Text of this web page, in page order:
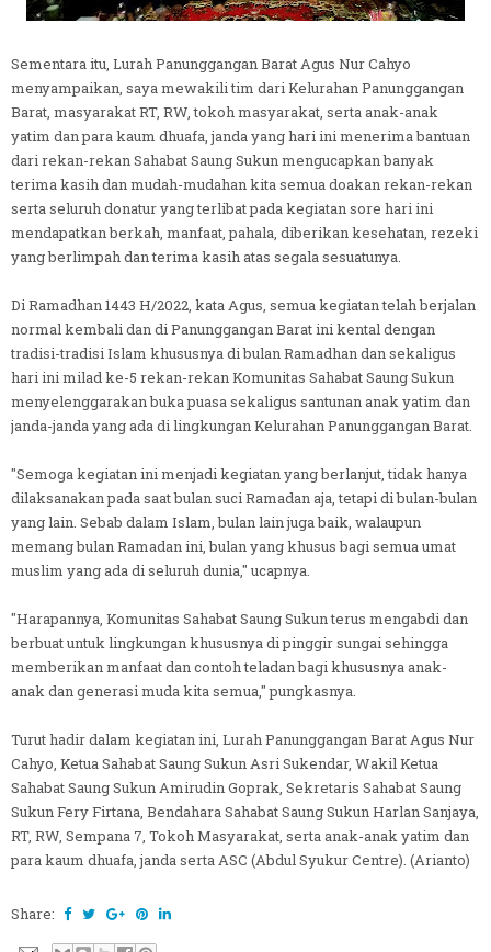
Sementara itu, Lurah Panunggangan Barat Agus Nur Cahyo
menyampaikan, saya mewakili tim dari Kelurahan Panunggangan
Barat, masyarakat RT, RW, tokoh masyarakat, serta anak-anak
yatim dan para kaum dhuafa, janda yang hari ini menerima bantuan
dari rekan-rekan Sahabat Saung Sukun mengucapkan banyak
terima kasih dan mudah-mudahan kita semua doakan rekan-rekan
serta seluruh donatur yang terlibat pada kegiatan sore hari ini
mendapatkan berkah, manfaat, pahala, diberikan kesehatan, rezeki
yang berlimpah dan terima kasih atas segala sesuatunya.
Di Ramadhan 1443 H/2022, kata Agus, semua kegiatan telah berjalan
normal kembali dan di Panunggangan Barat ini kental dengan
tradisi-tradisi Islam khususnya di bulan Ramadhan dan sekaligus
hari ini milad ke-5 rekan-rekan Komunitas Sahabat Saung Sukun
menyelenggarakan buka puasa sekaligus santunan anak yatim dan
janda-janda yang ada di lingkungan Kelurahan Panunggangan Barat.
"Semoga kegiatan ini menjadi kegiatan yang berlanjut, tidak hanya
dilaksanakan pada saat bulan suci Ramadan aja, tetapi di bulan-bulan
yang lain. Sebab dalam Islam, bulan lain juga baik, walaupun
memang bulan Ramadan ini, bulan yang khusus bagi semua umat
muslim yang ada di seluruh dunia," ucapnya.
"Harapannya, Komunitas Sahabat Saung Sukun terus mengabdi dan
berbuat untuk lingkungan khususnya di pinggir sungai sehingga
memberikan manfaat dan contoh teladan bagi khususnya anak-
anak dan generasi muda kita semua," pungkasnya.
Turut hadir dalam kegiatan ini, Lurah Panunggangan Barat Agus Nur
Cahyo, Ketua Sahabat Saung Sukun Asri Sukendar, Wakil Ketua
Sahabat Saung Sukun Amirudin Goprak, Sekretaris Sahabat Saung
Sukun Fery Firtana, Bendahara Sahabat Saung Sukun Harlan Sanjaya,
RT, RW, Sempana 7, Tokoh Masyarakat, serta anak-anak yatim dan
para kaum dhuafa, janda serta ASC (Abdul Syukur Centre). (Arianto)
Share: